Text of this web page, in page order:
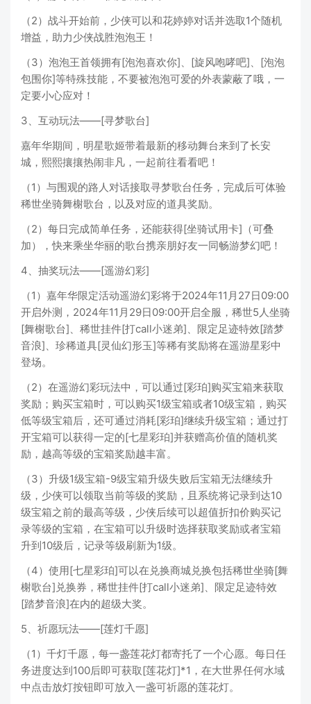
（2）战斗开始前，少侠可以和花婷婷对话并选取1个随机
增益，助力少侠战胜泡泡王！
（3）泡泡王首领拥有[泡泡喜欢你]、[旋风咆哮吧]、[泡泡
包围你]等特殊技能，不要被泡泡可爱的外表蒙蔽了哦，一
定要小心应对！
3、互动玩法——[寻梦歌台]
嘉年华期间，明星歌姬带着最新的移动舞台来到了长安
城，熙熙攘攘热闹非凡，一起前往看看吧！
（1）与围观的路人对话接取寻梦歌台任务，完成后可体验
稀世坐骑舞榭歌台，以及对应的道具奖励。
（2）每日完成简单任务，还能获得[坐骑试用卡]（可叠
加），快来乘坐华丽的歌台携亲朋好友一同畅游梦幻吧！
4、抽奖玩法——[遥游幻彩]
（1）嘉年华限定活动遥游幻彩将于2024年11月27日09:00
开启外测，2024年11月29日09:00开启全服，稀世5人坐骑
[舞榭歌台]、稀世挂件[打call小迷弟]、限定足迹特效[踏梦
音浪]、珍稀道具[灵仙幻形玉]等稀有奖励将在遥游星彩中
登场。
（2）在遥游幻彩玩法中，可以通过[彩珀]购买宝箱来获取
奖励；购买宝箱时，可以购买1级宝箱或者10级宝箱，购买
低等级宝箱后，还可通过消耗[彩珀]继续升级宝箱；通过打
开宝箱可以获得一定的[七星彩珀]并获赠高价值的随机奖
励，越高等级的宝箱奖励越丰富。
（3）升级1级宝箱-9级宝箱升级失败后宝箱无法继续升
级，少侠可以领取当前等级的奖励，且系统将记录到达10
级宝箱之前的最高等级，少侠后续可以超值折扣价购买记
录等级的宝箱，在宝箱可以升级时选择获取奖励或者宝箱
升到10级后，记录等级刷新为1级。
（4）使用[七星彩珀]可以在兑换商城兑换包括稀世坐骑[舞
榭歌台]兑换券，稀世挂件[打call小迷弟]、限定足迹特效
[踏梦音浪]在内的超级大奖。
5、祈愿玩法——[莲灯千愿]
（1）千灯千愿，每一盏莲花灯都寄托了一个心愿。每日任
务进度达到100后即可获取[莲花灯]*1，在大世界任何水域
中点击放灯按钮即可放入一盏可祈愿的莲花灯。